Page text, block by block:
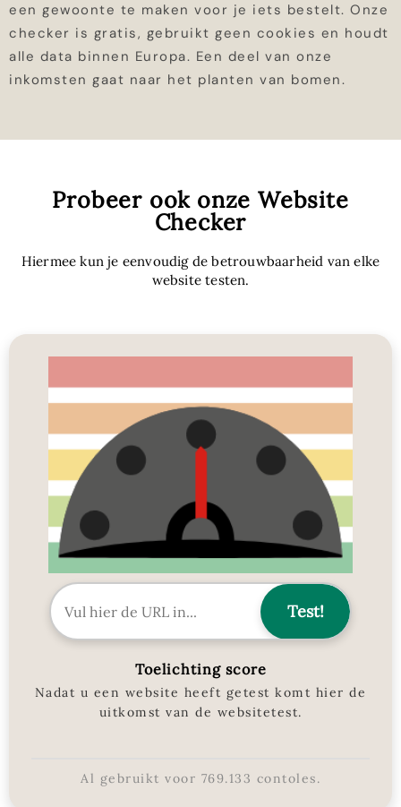
een gewoonte te maken voor je iets bestelt. Onze
checker is gratis, gebruikt geen cookies en houdt
alle data binnen Europa. Een deel van onze
inkomsten gaat naar het planten van bomen.
Probeer ook onze Website
Checker
Hiermee kun je eenvoudig de betrouwbaarheid van elke
website testen.
Toelichting score
Nadat u een website heeft getest komt hier de
uitkomst van de websitetest.
Al gebruikt voor 769.133 contoles.